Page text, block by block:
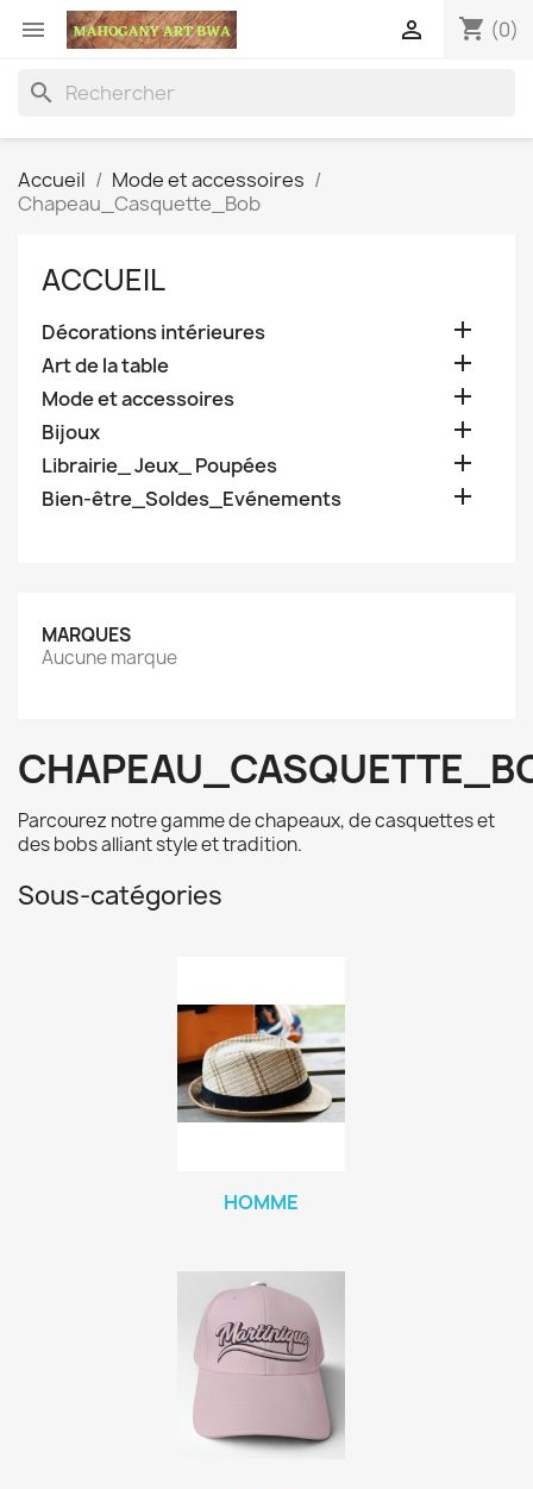
 shopping_cart (0)

search
Accueil
Mode et accessoires
Chapeau_Casquette_Bob
ACCUEIL
Décorations intérieures 
Art de la table 
Mode et accessoires 
Bijoux 
Librairie_ Jeux_ Poupées 
Bien-être_Soldes_Evénements 
MARQUES
Aucune marque
Parcourez notre gamme de chapeaux, de casquettes et
des bobs alliant style et tradition.
Sous-catégories
HOMME